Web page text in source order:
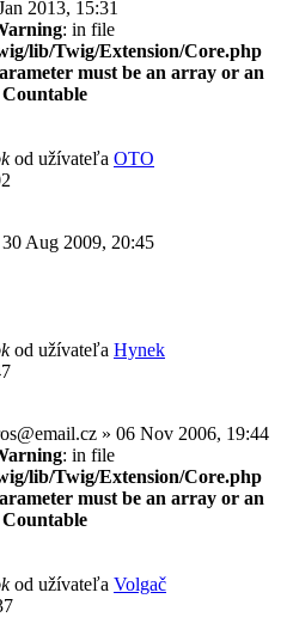
2013, 15:31
: in file
lib/Twig/Extension/Core.php
must be an array or an
od užívateľa OTO
30 Aug 2009, 20:45
od užívateľa Hynek
» 06 Nov 2006, 19:44
: in file
lib/Twig/Extension/Core.php
must be an array or an
od užívateľa Volgač